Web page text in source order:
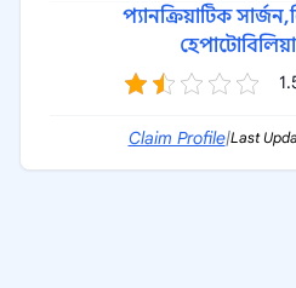
প্যানক্রিয়াটিক সার্জন,
Claim Profile|Last